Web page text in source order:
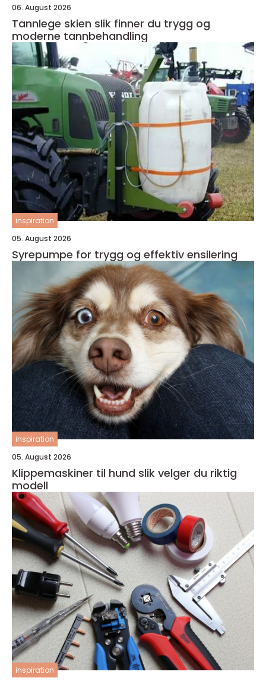
06. August 2026
Tannlege skien slik finner du trygg og
moderne tannbehandling
inspiration
05. August 2026
Syrepumpe for trygg og effektiv ensilering
inspiration
05. August 2026
Klippemaskiner til hund slik velger du riktig
modell
inspiration